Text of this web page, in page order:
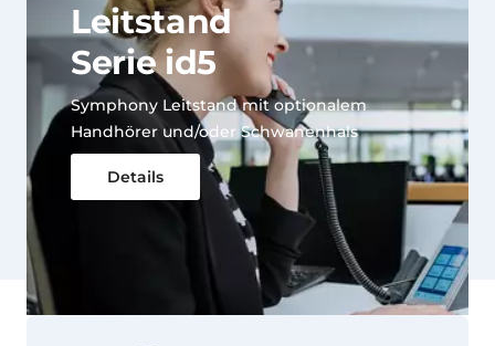
Leitstand
Serie id5
Symphony Leitstand mit optionalem
Handhörer und/oder Schwanenhals
Details